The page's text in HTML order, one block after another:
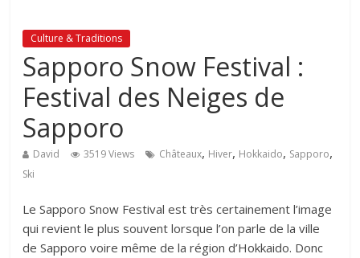
Culture & Traditions
Sapporo Snow Festival :
Festival des Neiges de
Sapporo
David 3519 Views Châteaux, Hiver, Hokkaido, Sapporo,
Ski
Le Sapporo Snow Festival est très certainement l’image
qui revient le plus souvent lorsque l’on parle de la ville
de Sapporo voire même de la région d’Hokkaido. Donc